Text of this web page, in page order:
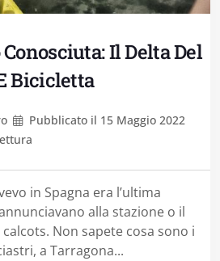
Il Delta Del
Bicicletta
Pubblicato il 15 Maggio 2022
in Spagna era l’ultima
alla stazione o il
Non sapete cosa sono i
a Tarragona...